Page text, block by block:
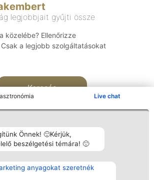
Live chat
Önnek! 🙂Kérjük,
beszélgetési témára! 🙂
anyagokat szeretnék
legjobbjait gyűjti össze
közelébe? Ellenőrizze
a legjobb szolgáltatásokat
Keresés
Népszavazás
Nyertesek
Elérhetőség
Elérhetőség